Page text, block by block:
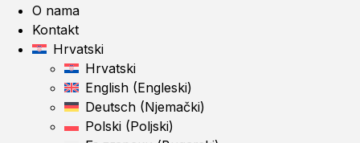
O nama
Kontakt
Hrvatski
Hrvatski
English (Engleski)
Deutsch (Njemački)
Polski (Poljski)